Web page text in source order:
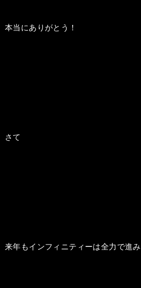
本当にありがとう！
さて
来年もインフィニティーは全力で進み